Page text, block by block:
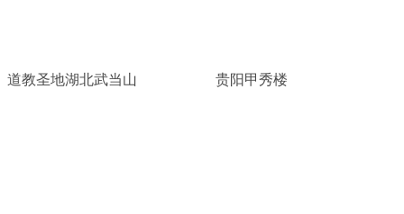
道教圣地湖北武当山 贵阳甲秀楼